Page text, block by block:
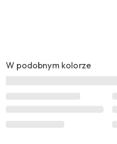
W podobnym kolorze